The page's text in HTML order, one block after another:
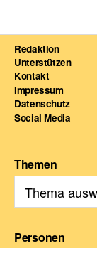
Redaktion
Unterstützen
Kontakt
Impressum
Datenschutz
Social Media
Themen
Personen